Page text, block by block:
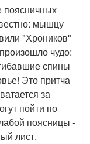
поясничных
мышцу
"Хроников"
чудо:
спины
Это притча
за
пойти по
поясницы -
лист.